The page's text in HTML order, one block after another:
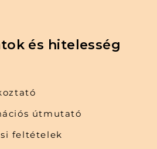
és hitelesség
útmutató
feltételek